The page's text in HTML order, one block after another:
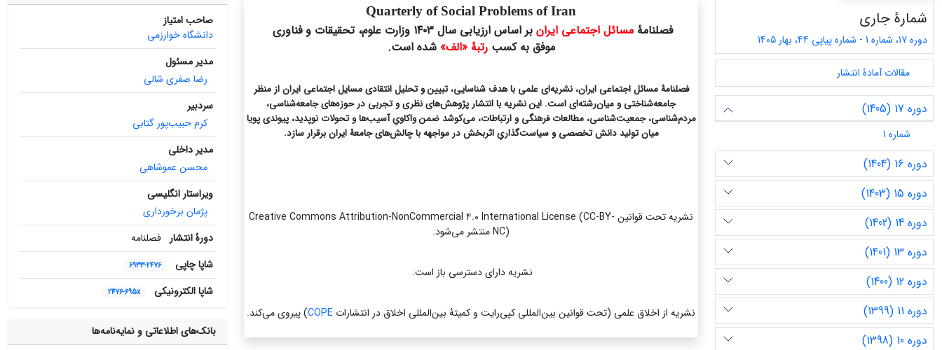
شمارۀ جاری
دوره 17، شماره 1 - شماره پیاپی 44، بهار 1405
مقالات آمادۀ انتشار
دوره 17 (1405)
شماره 1
دوره 16 (1404)
دوره 15 (1403)
دوره 14 (1402)
دوره 13 (1401)
دوره 12 (1400)
دوره 11 (1399)
دوره 10 (1398)
فصلنامۀ مسائل اجتماعی ایران بر اساس ارزیابی سال ۱۴۰۳ وزارت علوم، تحقیقات و فناوری
موفق به کسب رتبۀ «الف» شده است.
فصلنامۀ مسائل اجتماعی ایران، نشریه‌ای علمی با هدف شناسایی، تبیین و تحلیل انتقادی مسایل اجتماعی ایران از منظر
جامعه‌شناختی و میان‌رشته‌ای است. این نشریه با انتشار پژوهش‌های نظری و تجربی در حوزه‌های جامعه‌شناسی،
مردم‌شناسی، جمعیت‌شناسی، مطالعات فرهنگی و ارتباطات، می‌کوشد ضمن واکاویِ آسیب‌ها و تحولات نوپدید، پیوندی پویا
میان تولید دانش تخصصی و سیاست‌گذاریِ اثربخش در مواجهه با چالش‌های جامعۀ ایران برقرار سازد.
نشریه تحت قوانین Creative Commons Attribution-NonCommercial ۴.۰ International License (CC-BY-
NC) منتشر می‌شود.
نشریه دارای دسترسی باز است.
نشریه از اخلاق علمی (تحت قوانین بین‌المللی کپی‌رایت و کمیتۀ بین‌المللی اخلاق در انتشارات COPE) پیروی می‌کند.
صاحب امتیاز
دانشگاه خوارزمی
مدیر مسئول
رضا صفری‌ شالی
سردبیر
کرم حبیب‌پور گتابی
مدیر داخلی
محسن عموشاهی
ویراستار انگلیسی
پژمان برخورداری
دورۀ انتشار فصلنامه
شاپا چاپی
6933-2476
شاپا الکترونیکی 2476-695x
بانک‌های اطلاعاتی و نمایه‌نامه‌ها